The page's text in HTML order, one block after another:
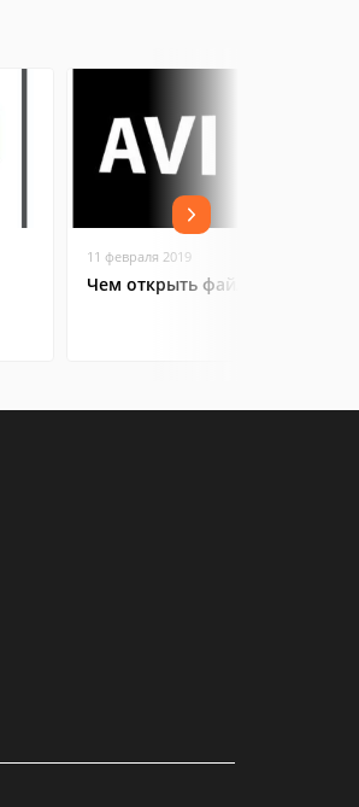
11 февраля 2019
Чем открыть файл AVI